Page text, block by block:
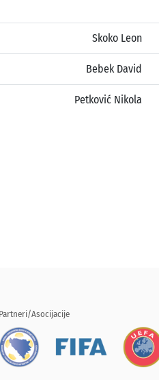
Skoko Leon
Bebek David
Petković Nikola
Partneri/Asocijacije